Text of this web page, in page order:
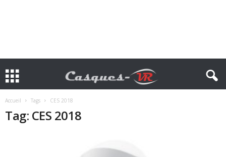
Accueil Tags CES 2018
Tag: CES 2018